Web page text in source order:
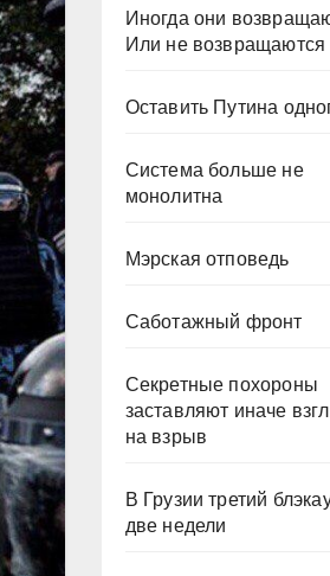
Иногда они
Или не возвращаются
Оставить Путина
Система больше не
монолитна
Мэрская отповедь
Саботажный фронт
Секретные похороны
заставляют иначе
на взрыв
В Грузии третий
две недели